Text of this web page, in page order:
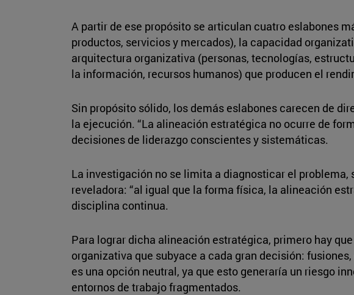
A partir de ese propósito se articulan cuatro eslabones
productos, servicios y mercados), la capacidad
arquitectura organizativa (personas, tecnologías,
la información, recursos humanos) que producen el
Sin propósito sólido, los demás eslabones carecen de
la ejecución. “La alineación estratégica no ocurre de
decisiones de liderazgo conscientes y sistemáticas.
La investigación no se limita a diagnosticar el
reveladora: “al igual que la forma física, la alineación
disciplina continua.
Para lograr dicha alineación estratégica, primero hay
organizativa que subyace a cada gran decisión:
es una opción neutral, ya que esto generaría un riesgo
entornos de trabajo fragmentados.